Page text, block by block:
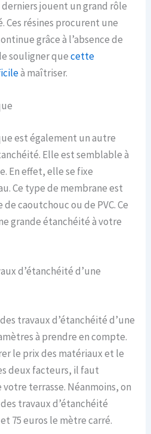
derniers jouent un grand rôle
Ces résines procurent une
grâce à l’absence de
souligner quecette
à maîtriser.
est également un autre
Elle est semblable à
En effet, elle se fixe
Ce type de membrane est
caoutchouc ou de PVC. Ce
grande étanchéité à votre
d’étanchéité d’une
travaux d’étanchéité d’une
à prendre en compte.
le prix des matériaux et le
deux facteurs, il faut
terrasse. Néanmoins, on
travaux d’étanchéité
75 euros le mètre carré.